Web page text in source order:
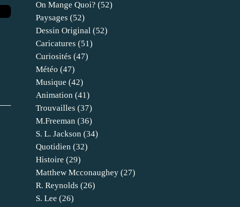
On Mange Quoi? (52)
Paysages (52)
Dessin Original (52)
Caricatures (51)
Curiosités (47)
Météo (47)
Musique (42)
Animation (41)
Trouvailles (37)
M.freeman (36)
S. L. Jackson (34)
Quotidien (32)
Histoire (29)
Matthew Mcconaughey (27)
R. Reynolds (26)
S. Lee (26)